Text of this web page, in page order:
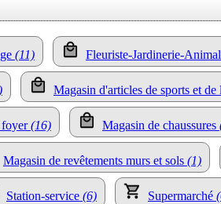
(11) Fleuriste-Jardinerie-
Magasin d'articles de sports et de
foyer(16) Magasin de chaussures
Magasin de revêtements murs et sols (1)
Station-service (6) Supermarché